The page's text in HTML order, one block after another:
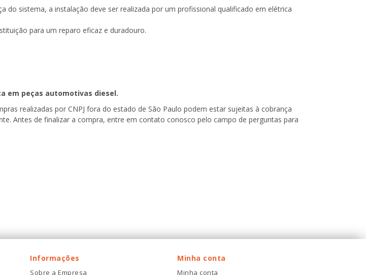
do sistema, a instalação deve ser realizada por um profissional qualificado em elétrica
para um reparo eficaz e duradouro.
em peças automotivas diesel.
realizadas por CNPJ fora do estado de São Paulo podem estar sujeitas à cobrança
Antes de finalizar a compra, entre em contato conosco pelo campo de perguntas para
Informações
Sobre a Empresa
Minha conta
Minha conta